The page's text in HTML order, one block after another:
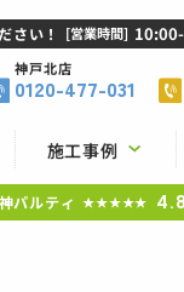
施工事例
さい！ [営業時間]
神戸北店
0120-477-031
パルティ ★★★★★